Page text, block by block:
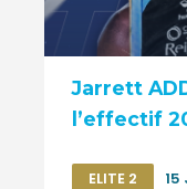
Jarrett
l’effectif
ELITE 2 15